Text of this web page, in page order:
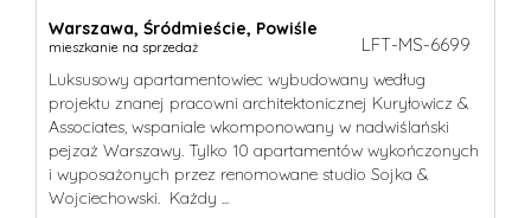
Warszawa, Śródmieście, Powiśle
mieszkanie na sprzedaż LFT-MS-6699
Luksusowy apartamentowiec wybudowany według
projektu znanej pracowni architektonicznej Kuryłowicz &
Associates, wspaniale wkomponowany w nadwiślański
pejzaż Warszawy. Tylko 10 apartamentów wykończonych
i wyposażonych przez renomowane studio Sojka &
Wojciechowski. Każdy ...